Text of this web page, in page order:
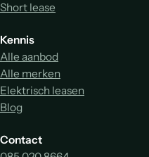
Short lease
Kennis
Alle aanbod
Alle merken
Elektrisch leasen
Blog
Contact